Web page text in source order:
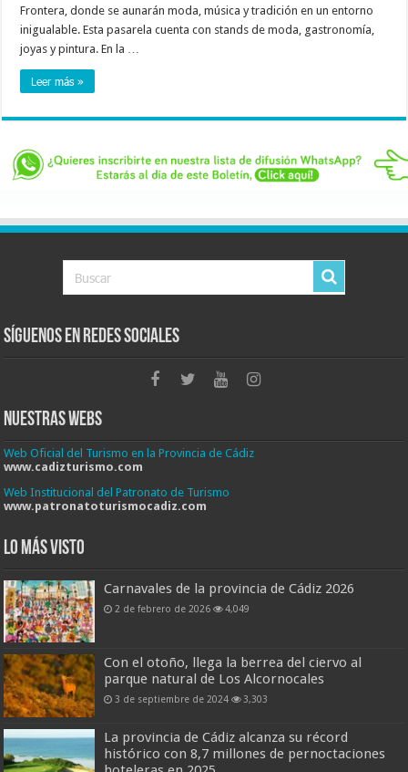
Frontera, donde se aunarán moda, música y tradición en un entorno
inigualable. Esta pasarela cuenta con stands de moda, gastronomía,
joyas y pintura. En la …
Leer más »
Síguenos en Redes Sociales
Nuestras Webs
Web Oficial del Turismo en la Provincia de Cádiz
www.cadizturismo.com
Web Institucional del Patronato de Turismo
www.patronatoturismocadiz.com
Lo más visto
Carnavales de la provincia de Cádiz 2026
2 de febrero de 2026 4,049
Con el otoño, llega la berrea del ciervo al
parque natural de Los Alcornocales
3 de septiembre de 2024 3,303
La provincia de Cádiz alcanza su récord
histórico con 8,7 millones de pernoctaciones